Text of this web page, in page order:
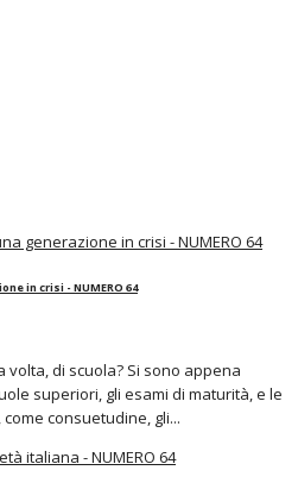
in crisi - NUMERO 64
volta, di scuola? Si sono appena
superiori, gli esami di maturità, e le
consuetudine, gli...